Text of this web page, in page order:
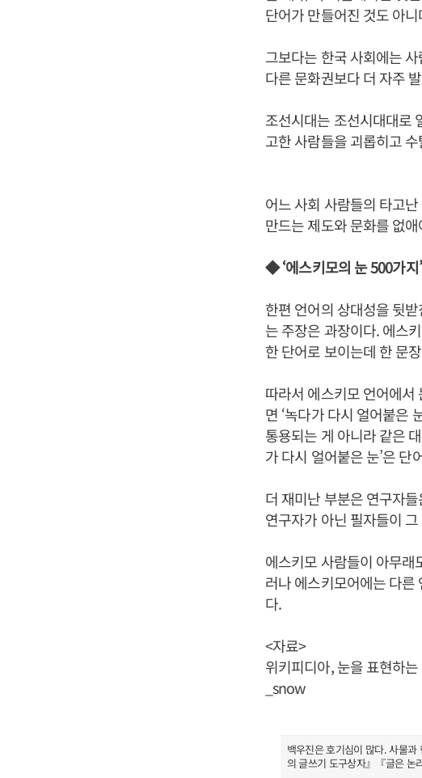
단어가 만들어진 것도 아니
그보다는 한국 사회에는
다른 문화권보다 더 자주
조선시대는 조선시대대로
고한 사람들을 괴롭히고
어느 사회 사람들의 타고
만드는 제도와 문화를 없
◆ ‘에스키모의 눈 500가지
한편 언어의 상대성을 뒷
는 주장은 과장이다. 에스
한 단어로 보이는데 한 문
따라서 에스키모 언어에서
면 ‘녹다가 다시 얼어붙은
통용되는 게 아니라 같은
가 다시 얼어붙은 눈’은 단
더 재미난 부분은 연구자
연구자가 아닌 필자들이
에스키모 사람들이 아무래
러나 에스키모어에는 다
다.
<자료>
위키피디아, 눈을 표현하
_snow
백우진은 호기심이 많다. 사물
의 글쓰기 도구상자』『글은